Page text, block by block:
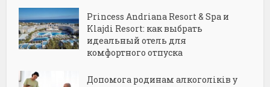
Princess Andriana Resort & Spa и
Klajdi Resort: как выбрать
идеальный отель для
комфортного отпуска
Допомога родинам алкоголіків у